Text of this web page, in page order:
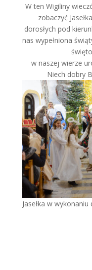
W ten Wigiliny
zobaczyć
dorosłych pod
nas wypełniona
w naszej wierze
Niech dobry
Jasełka w